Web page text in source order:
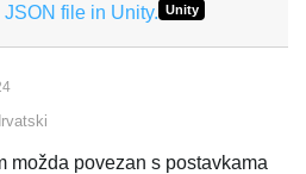
file in Unity. Unity
možda povezan s postavkama